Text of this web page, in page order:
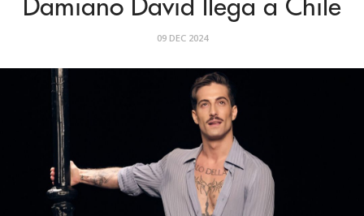
Damiano David llega a Chile
09 DEC 2024